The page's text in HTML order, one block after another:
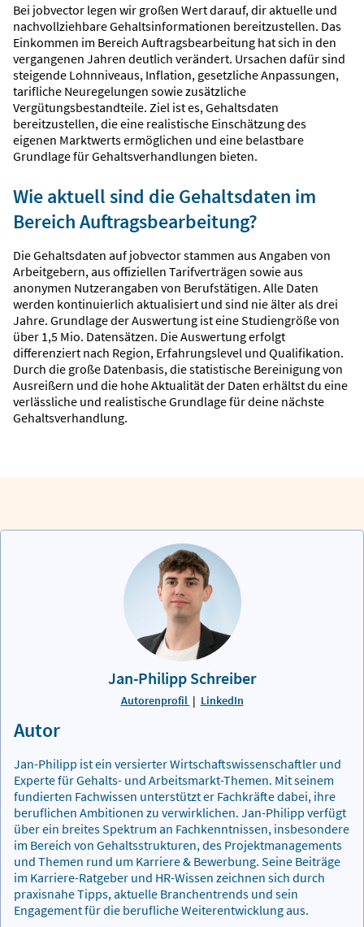
Bei jobvector legen wir großen Wert darauf, dir aktuelle und
nachvollziehbare Gehaltsinformationen bereitzustellen. Das
Einkommen im Bereich Auftragsbearbeitung hat sich in den
vergangenen Jahren deutlich verändert. Ursachen dafür sind
steigende Lohnniveaus, Inflation, gesetzliche Anpassungen,
tarifliche Neuregelungen sowie zusätzliche
Vergütungsbestandteile. Ziel ist es, Gehaltsdaten
bereitzustellen, die eine realistische Einschätzung des
eigenen Marktwerts ermöglichen und eine belastbare
Grundlage für Gehaltsverhandlungen bieten.
Wie aktuell sind die Gehaltsdaten im
Bereich Auftragsbearbeitung?
Die Gehaltsdaten auf jobvector stammen aus Angaben von
Arbeitgebern, aus offiziellen Tarifverträgen sowie aus
anonymen Nutzerangaben von Berufstätigen. Alle Daten
werden kontinuierlich aktualisiert und sind nie älter als drei
Jahre. Grundlage der Auswertung ist eine Studiengröße von
über 1,5 Mio. Datensätzen. Die Auswertung erfolgt
differenziert nach Region, Erfahrungslevel und Qualifikation.
Durch die große Datenbasis, die statistische Bereinigung von
Ausreißern und die hohe Aktualität der Daten erhältst du eine
verlässliche und realistische Grundlage für deine nächste
Gehaltsverhandlung.
Jan-Philipp Schreiber
Autorenprofil | LinkedIn
Autor
Jan-Philipp ist ein versierter Wirtschaftswissenschaftler und
Experte für Gehalts- und Arbeitsmarkt-Themen. Mit seinem
fundierten Fachwissen unterstützt er Fachkräfte dabei, ihre
beruflichen Ambitionen zu verwirklichen. Jan-Philipp verfügt
über ein breites Spektrum an Fachkenntnissen, insbesondere
im Bereich von Gehaltsstrukturen, des Projektmanagements
und Themen rund um Karriere & Bewerbung. Seine Beiträge
im Karriere-Ratgeber und HR-Wissen zeichnen sich durch
praxisnahe Tipps, aktuelle Branchentrends und sein
Engagement für die berufliche Weiterentwicklung aus.